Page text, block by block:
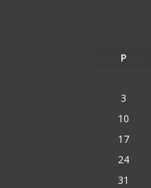
P
3
10
17
24
31